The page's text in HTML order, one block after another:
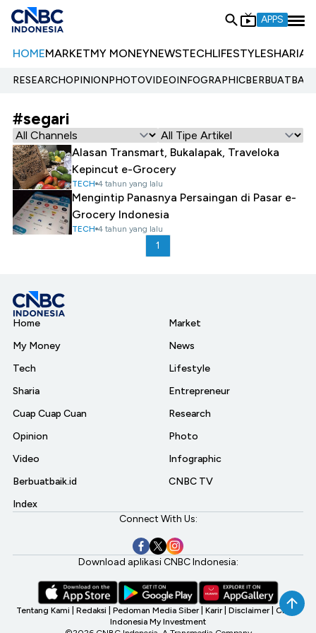
APPS
HOMEMARKETMY MONEYNEWSTECHLIFESTYLESHARIA
RESEARCHOPINIONPHOTOVIDEOINFOGRAPHIC
#segari
Alasan Transmart, Bukalapak, Traveloka
Kepincut e-Grocery
TECH 4 tahun yang lalu
Mengintip Panasnya Persaingan di Pasar e-
Grocery Indonesia
TECH 4 tahun yang lalu
1
Home
My Money
Tech
Sharia
Cuap Cuap Cuan
Opinion
Video
Berbuatbaik.id
Index
Market
News
Lifestyle
Entrepreneur
Research
Photo
Infographic
CNBC TV
Connect With Us:
Download aplikasi CNBC Indonesia:
Tentang Kami Redaksi Pedoman Media Siber Karir Disclaimer CNBC
Indonesia My Investment